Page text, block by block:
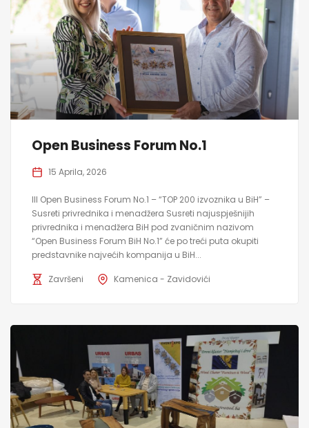
Open Business Forum No.1
15 Aprila, 2026
III Open Business Forum No.1 – “TOP 200 izvoznika u BiH” –
Susreti privrednika i menadžera Susreti najuspješnijih
privrednika i menadžera BiH pod zvaničnim nazivom
“Open Business Forum BiH No.1” će po treći puta okupiti
predstavnike najvećih kompanija u BiH...
Završeni Kamenica - Zavidovići